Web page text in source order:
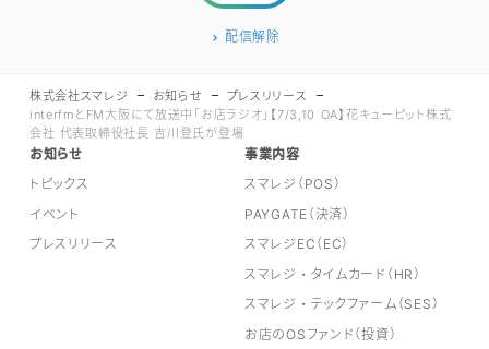
配信解除
株式会社スマレジ お知らせ
プレスリリース
interfmとFM大阪にて放送中「お店ラジオ」【7/3,10 OA】花キューピット株式
会社 代表取締役社長 吉川登氏が登場
お知らせ
トピックス
イベント
プレスリリース
事業内容
スマレジ（POS）
PAYGATE（決済）
スマレジEC（EC）
スマレジ・タイムカード（HR）
スマレジ・テックファーム（SES）
お店のOSファンド（投資）